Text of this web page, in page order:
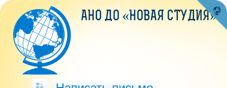
АНО ДО «НОВАЯ СТУДИЯ»